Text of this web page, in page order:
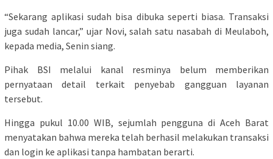
“Sekarang aplikasi sudah bisa dibuka seperti biasa. Transaksi
juga sudah lancar,” ujar Novi, salah satu nasabah di Meulaboh,
kepada media, Senin siang.
Pihak BSI melalui kanal resminya belum memberikan
pernyataan detail terkait penyebab gangguan layanan
tersebut.
Hingga pukul 10.00 WIB, sejumlah pengguna di Aceh Barat
menyatakan bahwa mereka telah berhasil melakukan transaksi
dan login ke aplikasi tanpa hambatan berarti.